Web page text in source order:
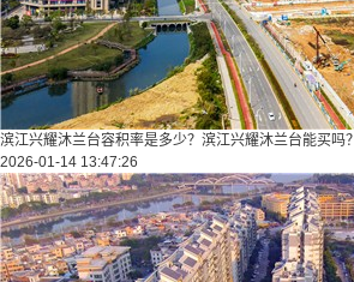
滨江兴耀沐兰台容积率是多少？滨江兴耀沐兰台能买吗？
2026-01-14 13:47:26